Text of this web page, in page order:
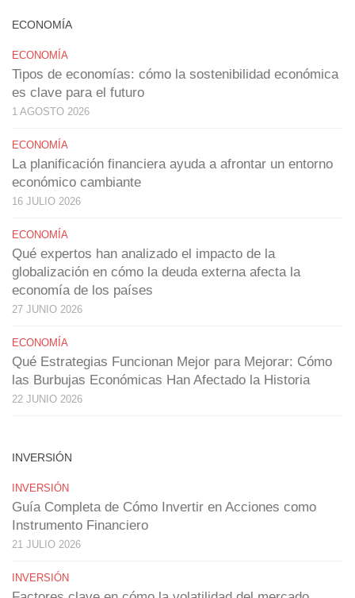
ECONOMÍA
ECONOMÍA
Tipos de economías: cómo la sostenibilidad económica
es clave para el futuro
1 AGOSTO 2026
ECONOMÍA
La planificación financiera ayuda a afrontar un entorno
económico cambiante
16 JULIO 2026
ECONOMÍA
Qué expertos han analizado el impacto de la
globalización en cómo la deuda externa afecta la
economía de los países
27 JUNIO 2026
ECONOMÍA
Qué Estrategias Funcionan Mejor para Mejorar: Cómo
las Burbujas Económicas Han Afectado la Historia
22 JUNIO 2026
INVERSIÓN
INVERSIÓN
Guía Completa de Cómo Invertir en Acciones como
Instrumento Financiero
21 JULIO 2026
INVERSIÓN